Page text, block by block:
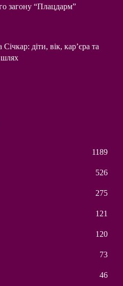
загону “Плацдарм”
діти, вік, кар’єра та
1189
526
275
121
120
73
46